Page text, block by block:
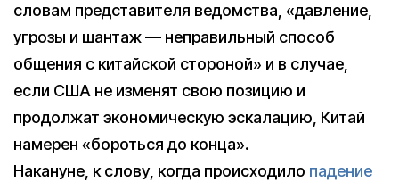
словам представителя ведомства, «давление,
угрозы и шантаж — неправильный способ
общения с китайской стороной» и в случае,
если США не изменят свою позицию и
продолжат экономическую эскалацию, Китай
намерен «бороться до конца».
Накануне, к слову, когда происходило падение